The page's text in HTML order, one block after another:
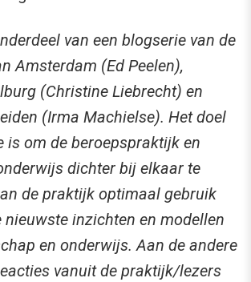
van een blogserie van de
Amsterdam (Ed Peelen),
(Christine Liebrecht) en
(Irma Machielse). Het doel
is om de beroepspraktijk en
dichter bij elkaar te
de praktijk optimaal gebruik
nieuwste inzichten en modellen
en onderwijs. Aan de andere
vanuit de praktijk/lezers